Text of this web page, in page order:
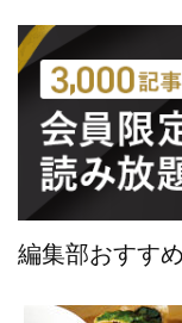
編集部おすす